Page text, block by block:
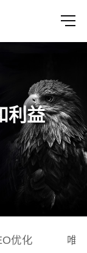
利益
优化 唯